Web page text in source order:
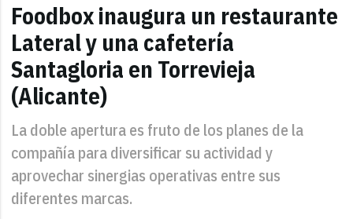
Foodbox inaugura un restaurante
Lateral y una cafetería
Santagloria en Torrevieja
(Alicante)
La doble apertura es fruto de los planes de la
compañía para diversificar su actividad y
aprovechar sinergias operativas entre sus
diferentes marcas.